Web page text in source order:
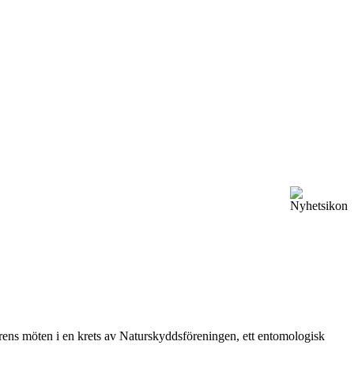
möten i en krets av Naturskyddsföreningen, ett entomologisk